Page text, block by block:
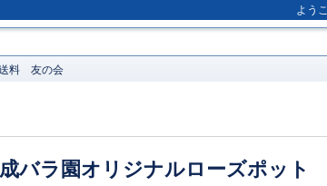
よう
料 友の会
バラ園オリジナルローズポット